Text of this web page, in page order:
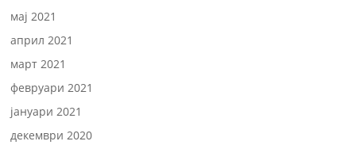
мај 2021
април 2021
март 2021
февруари 2021
јануари 2021
декември 2020